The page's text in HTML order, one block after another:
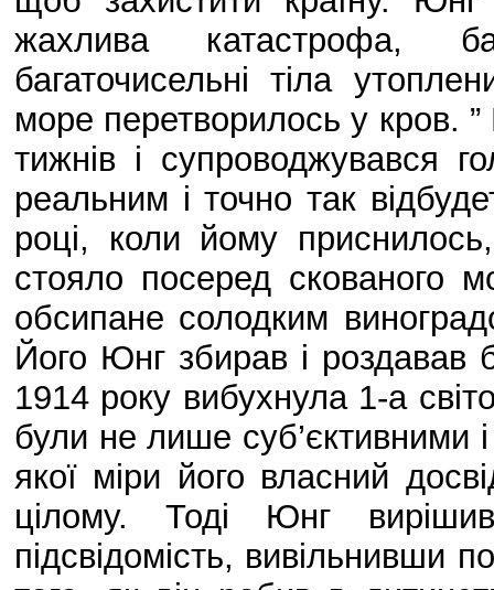
жахлива катастрофа,
багаточисельні тіла
море перетворилось у кров.
тижнів і супроводжувався
реальним і точно так
році, коли йому
стояло посеред скованого
обсипане солодким
Його Юнг збирав і роздавав
1914 року вибухнула 1-а
були не лише суб’єктивними
якої міри його власний
цілому. Тоді Юнг
підсвідомість, вивільнивши